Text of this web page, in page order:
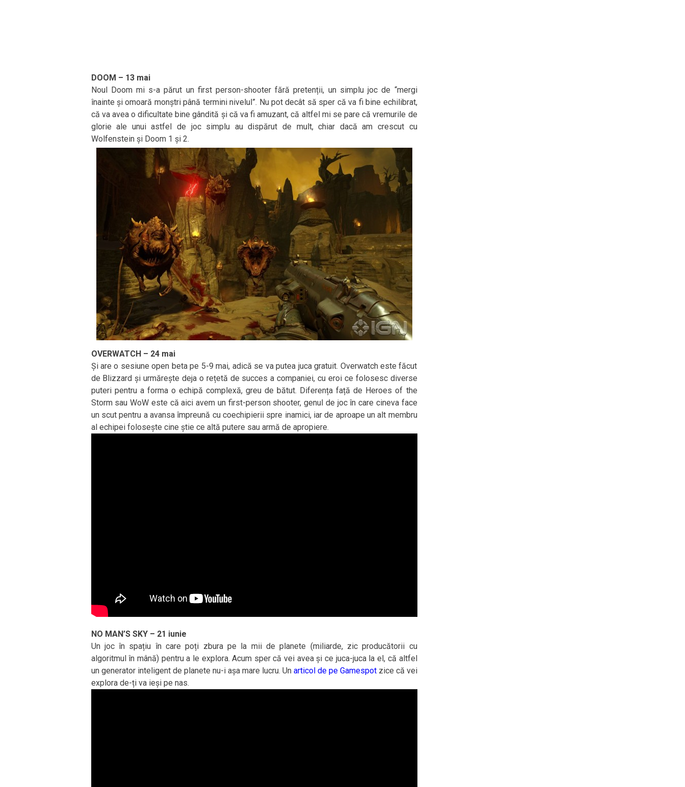
DOOM – 13 mai
Noul Doom mi s-a părut un first person-shooter fără pretenții, un simplu joc de “mergi
înainte și omoară monștri până termini nivelul”. Nu pot decât să sper că va fi bine echilibrat,
că va avea o dificultate bine gândită și că va fi amuzant, că altfel mi se pare că vremurile de
glorie ale unui astfel de joc simplu au dispărut de mult, chiar dacă am crescut cu
Wolfenstein și Doom 1 și 2.
OVERWATCH – 24 mai
Și are o sesiune open beta pe 5-9 mai, adică se va putea juca gratuit. Overwatch este făcut
de Blizzard și urmărește deja o rețetă de succes a companiei, cu eroi ce folosesc diverse
puteri pentru a forma o echipă complexă, greu de bătut. Diferența față de Heroes of the
Storm sau WoW este că aici avem un first-person shooter, genul de joc în care cineva face
un scut pentru a avansa împreună cu coechipierii spre inamici, iar de aproape un alt membru
al echipei folosește cine știe ce altă putere sau armă de apropiere.
NO MAN’S SKY – 21 iunie
Un joc în spațiu în care poți zbura pe la mii de planete (miliarde, zic producătorii cu
algoritmul în mână) pentru a le explora. Acum sper că vei avea și ce juca-juca la el, că altfel
un generator inteligent de planete nu-i așa mare lucru. Un articol de pe Gamespotzice că vei
explora de-ți va ieși pe nas.